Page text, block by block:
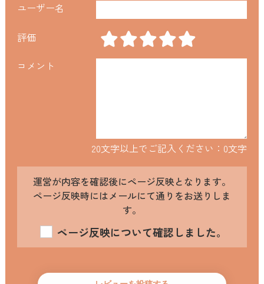
ユーザー名
評価
コメント
20文字以上でご記入ください： 0文字
運営が内容を確認後にページ反映となります。
ページ反映時にはメールにて通りをお送りしま
す。
ページ反映について確認しました。